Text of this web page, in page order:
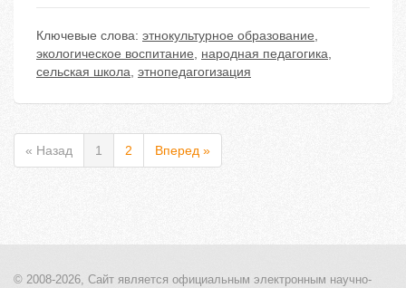
Ключевые слова: этнокультурное образование,
экологическое воспитание, народная педагогика,
сельская школа, этнопедагогизация
« Назад 1 2 Вперед »
© 2008-2026, Сайт является официальным электронным научно-